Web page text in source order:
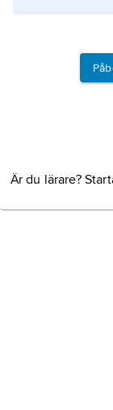
Är du lärare?